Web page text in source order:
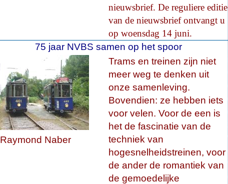
nieuwsbrief. De reguliere editie
van de nieuwsbrief ontvangt u
op woensdag 14 juni.
75 jaar NVBS samen op het spoor
Raymond Naber
Trams en treinen zijn niet
meer weg te denken uit
onze samenleving.
Bovendien: ze hebben iets
voor velen. Voor de een is
het de fascinatie van de
techniek van
hogesnelheidstreinen, voor
de ander de romantiek van
de gemoedelijke